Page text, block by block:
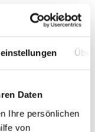
Daten
Ihre persönlichen
von
enthalten:
an Peter Jackson